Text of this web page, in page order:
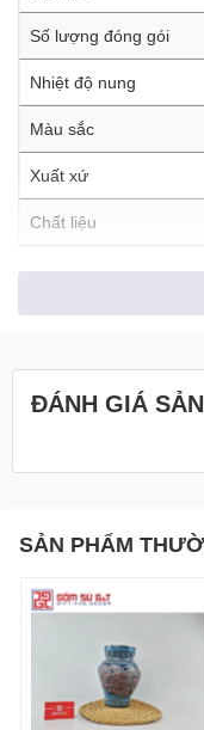
Chất liệu và quy trình
nung ở nhiệt độ lên đến
rạn nứt và có khả
là kỹ thuật nung độc
Số lượng đóng gói
Nhiệt độ nung
Màu sắc
Xuất xứ
Chất liệu
In logo
ĐÁNH GIÁ
SẢN PHẨM